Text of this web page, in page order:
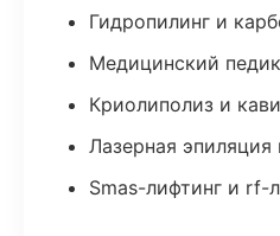
Гидропилинг и
Медицинский
Криолиполиз и
Лазерная эпиляция
Smas-лифтинг и rf-